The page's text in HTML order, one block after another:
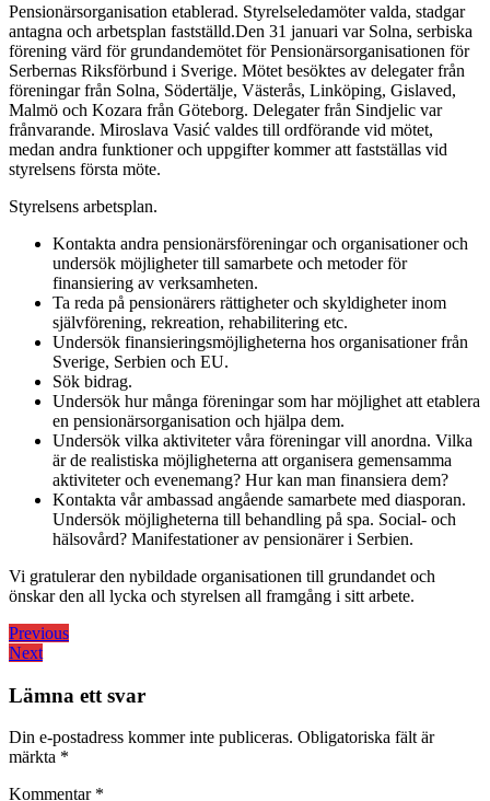
Pensionärsorganisation etablerad. Styrelseledamöter valda, stadgar
antagna och arbetsplan fastställd.Den 31 januari var Solna, serbiska
förening värd för grundandemötet för Pensionärsorganisationen för
Serbernas Riksförbund i Sverige. Mötet besöktes av delegater från
föreningar från Solna, Södertälje, Västerås, Linköping, Gislaved,
Malmö och Kozara från Göteborg. Delegater från Sindjelic var ​​
frånvarande. Miroslava Vasić valdes till ordförande vid mötet,
medan andra funktioner och uppgifter kommer att fastställas vid
styrelsens första möte.
Styrelsens arbetsplan.
Kontakta andra pensionärsföreningar och organisationer och
undersök möjligheter till samarbete och metoder för
finansiering av verksamheten.
Ta reda på pensionärers rättigheter och skyldigheter inom
självförening, rekreation, rehabilitering etc.
Undersök finansieringsmöjligheterna hos organisationer från
Sverige, Serbien och EU.
Sök bidrag.
Undersök hur många föreningar som har möjlighet att etablera
en pensionärsorganisation och hjälpa dem.
Undersök vilka aktiviteter våra föreningar vill anordna. Vilka
är de realistiska möjligheterna att organisera gemensamma
aktiviteter och evenemang? Hur kan man finansiera dem?
Kontakta vår ambassad angående samarbete med diasporan.
Undersök möjligheterna till behandling på spa. Social- och
hälsovård? Manifestationer av pensionärer i Serbien.
Vi gratulerar den nybildade organisationen till grundandet och
önskar den all lycka och styrelsen all framgång i sitt arbete.
Inläggsnavigering
PreviousPrevious
NextNext
Lämna ett svar
Din e-postadress kommer inte publiceras. Obligatoriska fält är
märkta *
Kommentar *